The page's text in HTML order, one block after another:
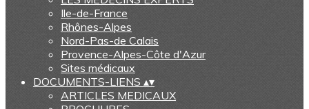
Ile-de-France
Rhônes-Alpes
Nord-Pas-de Calais
Provence-Alpes-Côte d'Azur
Sites médicaux
DOCUMENTS-LIENS ▴▾
ARTICLES MEDICAUX